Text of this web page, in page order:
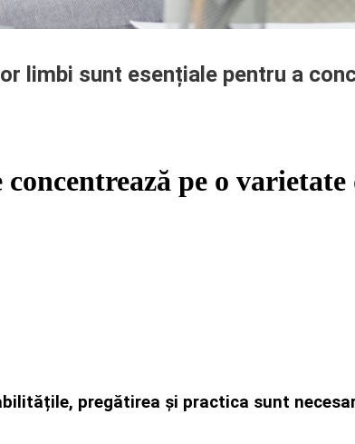
limbi sunt esențiale pentru a
pe o varietate
pregătirea și practica sunt